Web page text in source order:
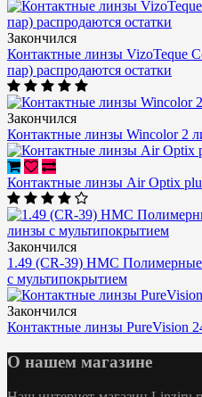
Закончился
Контактные линзы VizoTeque
пар) распродаются остатки
Закончился
Контактные линзы Wincolor 2
Контактные линзы Air Optix
Закончился
1.49 (CR-39) HMC
с мультипокрытием
Закончился
Контактные линзы PureVision
О нашем магазине